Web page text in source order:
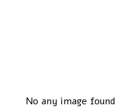
No any image